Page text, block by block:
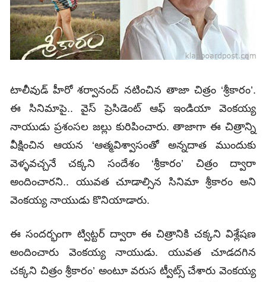
టాలీవుడ్‌ హీరో శర్వానంద్ నటించిన తాజా చిత్రం ‘శ్రీకారం’.
ఈ సినిమాపై.. వైస్ ప్రెసిడెంట్ ఆఫ్ ఇండియా వెంకయ్య
నాయుడు ప్రశంసల జల్లు కురిపించారు. తాజాగా ఈ చిత్రాన్ని
వీక్షించిన ఆయన ‘ఆత్మవిశ్వాసంతో అన్నదాత ముందుకు
వెళ్ళవచ్చనే చక్కని సందేశం ‘శ్రీకారం’ చిత్రం ద్వారా
అందించారని.. యువత చూడాల్సిన సినిమా శ్రీకారం అని
వెంకయ్య నాయుడు కొనియాడారు.
ఈ సందర్భంగా ట్విట్టర్ ద్వారా ఈ చిత్రానికి చక్కని విశ్లేషణ
అందించారు వెంకయ్య నాయుడు. యువత చూడదగిన
చక్కని చిత్రం శ్రీకారం’ అంటూ వరుస ట్వీట్స్ చేశారు వెంకయ్య